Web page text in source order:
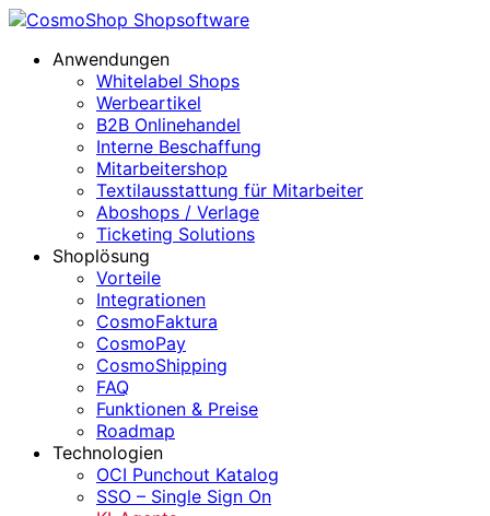
Anwendungen
Whitelabel Shops
Werbeartikel
B2B Onlinehandel
Interne Beschaffung
Mitarbeitershop
Textilausstattung für Mitarbeiter
Aboshops / Verlage
Ticketing Solutions
Shoplösung
Vorteile
Integrationen
CosmoFaktura
CosmoPay
CosmoShipping
FAQ
Funktionen & Preise
Roadmap
Technologien
OCI Punchout Katalog
SSO – Single Sign On